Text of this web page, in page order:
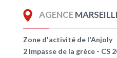
AGENCE
Zone d'activité de l'Anjoly
2 Impasse de la grèce - CS